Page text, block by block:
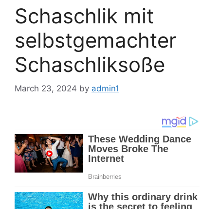
Schaschlik mit
selbstgemachter
Schaschliksoße
March 23, 2024 by admin1